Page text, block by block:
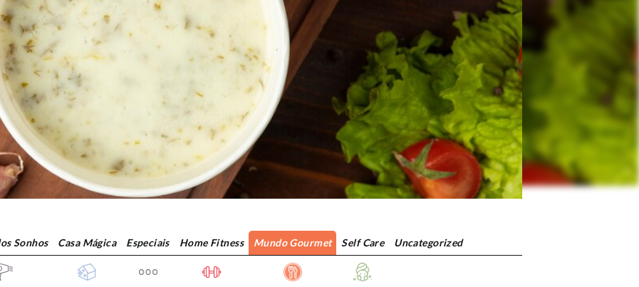
Sonhos Casa Mágica Especiais Home Fitness Mundo Gourmet Self Care Uncategorized